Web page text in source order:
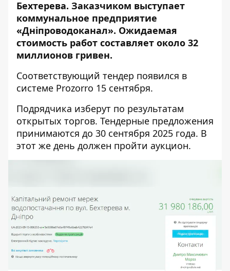
Бехтерева. Заказчиком выступает
коммунальное предприятие
«Дніпроводоканал». Ожидаемая
стоимость работ составляет около 32
миллионов гривен.
Соответствующий тендер появился в
системе Prozorro 15 сентября.
Подрядчика изберут по результатам
открытых торгов. Тендерные предложения
принимаются до 30 сентября 2025 года. В
этот же день должен пройти аукцион.